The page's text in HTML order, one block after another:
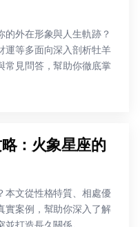
的外在形象與人生軌跡？
運等多面向深入剖析牡羊
常見問答，幫助你徹底掌
：火象星座的
本文從性格特質、相處優
實案例，幫助你深入了解